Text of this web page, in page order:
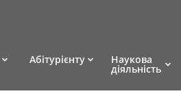
Абітурієнту Наукова
діяльність